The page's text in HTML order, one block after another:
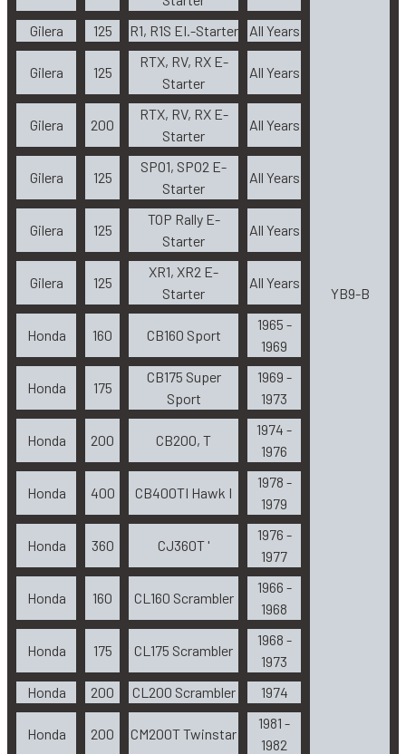
YB9-B
Gilera
125 R1, R1S EI.-Starter All Years
Gilera 125
RTX, RV, RX E-
Starter
All Years
Gilera 200
RTX, RV, RX E-
Starter
All Years
Gilera 125
SPO1, SPO2 E-
Starter
All Years
Gilera 125
TOP Rally E-
Starter
All Years
Gilera 125
XR1, XR2 E-
Starter
All Years
Honda 160 CB160 Sport
1965 -
1969
Honda 175
CB175 Super
Sport
1969 -
1973
Honda 200 CB200, T
1974 -
1976
Honda 400 CB400TI Hawk I
1978 -
1979
Honda 360 CJ360T '
1976 -
1977
Honda 160 CL160 Scrambler
1966 -
1968
Honda 175 CL175 Scrambler
1968 -
1973
Honda
200 CL200 Scrambler 1974
Honda 200 CM200T Twinstar
1981 -
1982